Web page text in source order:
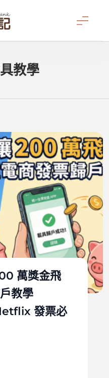
教學
萬獎金飛
教學
發票必